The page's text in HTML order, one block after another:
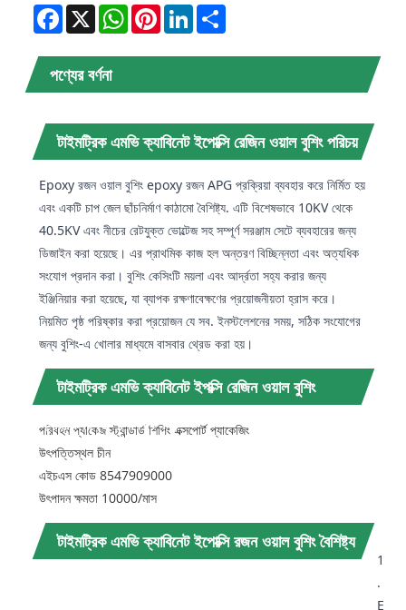
Facebook
X WhatsAppPinterestLinkedIn
পণ্যের বর্ণনা
টাইমট্রিক এমভি ক্যাবিনেট ইপোক্সি রেজিন ওয়াল বুশিং পরিচয়
Epoxy রজন ওয়াল বুশিং epoxy রজন APG প্রক্রিয়া ব্যবহার করে নির্মিত হয়
এবং একটি চাপ জেল ছাঁচনির্মাণ কাঠামো বৈশিষ্ট্য. এটি বিশেষভাবে 10KV থেকে
40.5KV এবং নীচের রেটযুক্ত ভোল্টেজ সহ সম্পূর্ণ সরঞ্জাম সেটে ব্যবহারের জন্য
ডিজাইন করা হয়েছে। এর প্রাথমিক কাজ হল অন্তরণ বিচ্ছিন্নতা এবং অত্যধিক
সংযোগ প্রদান করা। বুশিং কেসিংটি ময়লা এবং আর্দ্রতা সহ্য করার জন্য
ইঞ্জিনিয়ার করা হয়েছে, যা ব্যাপক রক্ষণাবেক্ষণের প্রয়োজনীয়তা হ্রাস করে।
নিয়মিত পৃষ্ঠ পরিষ্কার করা প্রয়োজন যে সব. ইনস্টলেশনের সময়, সঠিক সংযোগের
জন্য বুশিং-এ খোলার মাধ্যমে বাসবার থ্রেড করা হয়।
টাইমট্রিক এমভি ক্যাবিনেট ইপক্সি রেজিন ওয়াল বুশিং
প্যারামিটার (স্পেসিফিকেশন)
পরিবহন প্যাকেজ স্ট্যান্ডার্ড শিপিং এক্সপোর্ট প্যাকেজিং
উৎপত্তিস্থল চীন
এইচএস কোড 8547909000
উৎপাদন ক্ষমতা 10000/মাস
টাইমট্রিক এমভি ক্যাবিনেট ইপোক্সি রজন ওয়াল বুশিং বৈশিষ্ট্য
1
.
E